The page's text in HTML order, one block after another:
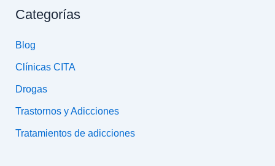
Categorías
Blog
Clínicas CITA
Drogas
Trastornos y Adicciones
Tratamientos de adicciones